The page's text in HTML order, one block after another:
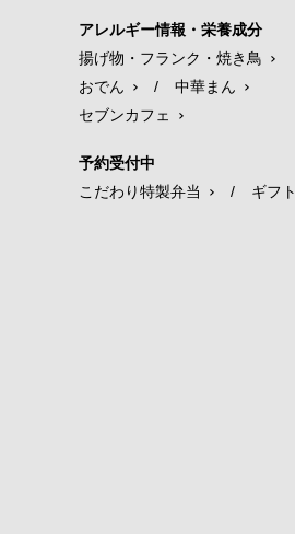
アレルギー情報・栄養成分
揚げ物・フランク・焼き鳥
おでん
/
中華まん
セブンカフェ
予約受付中
こだわり特製弁当
/ ギフト